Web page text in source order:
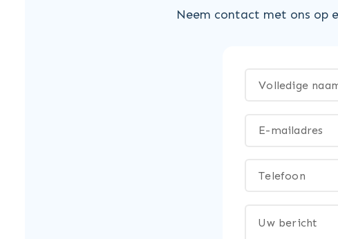
Neem contact met ons op